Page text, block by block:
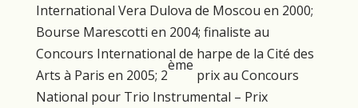
International Vera Dulova de Moscou en 2000;
Bourse Marescotti en 2004; finaliste au
Concours International de harpe de la Cité des
Arts à Paris en 2005; 2
ème
prix au Concours
National pour Trio Instrumental – Prix